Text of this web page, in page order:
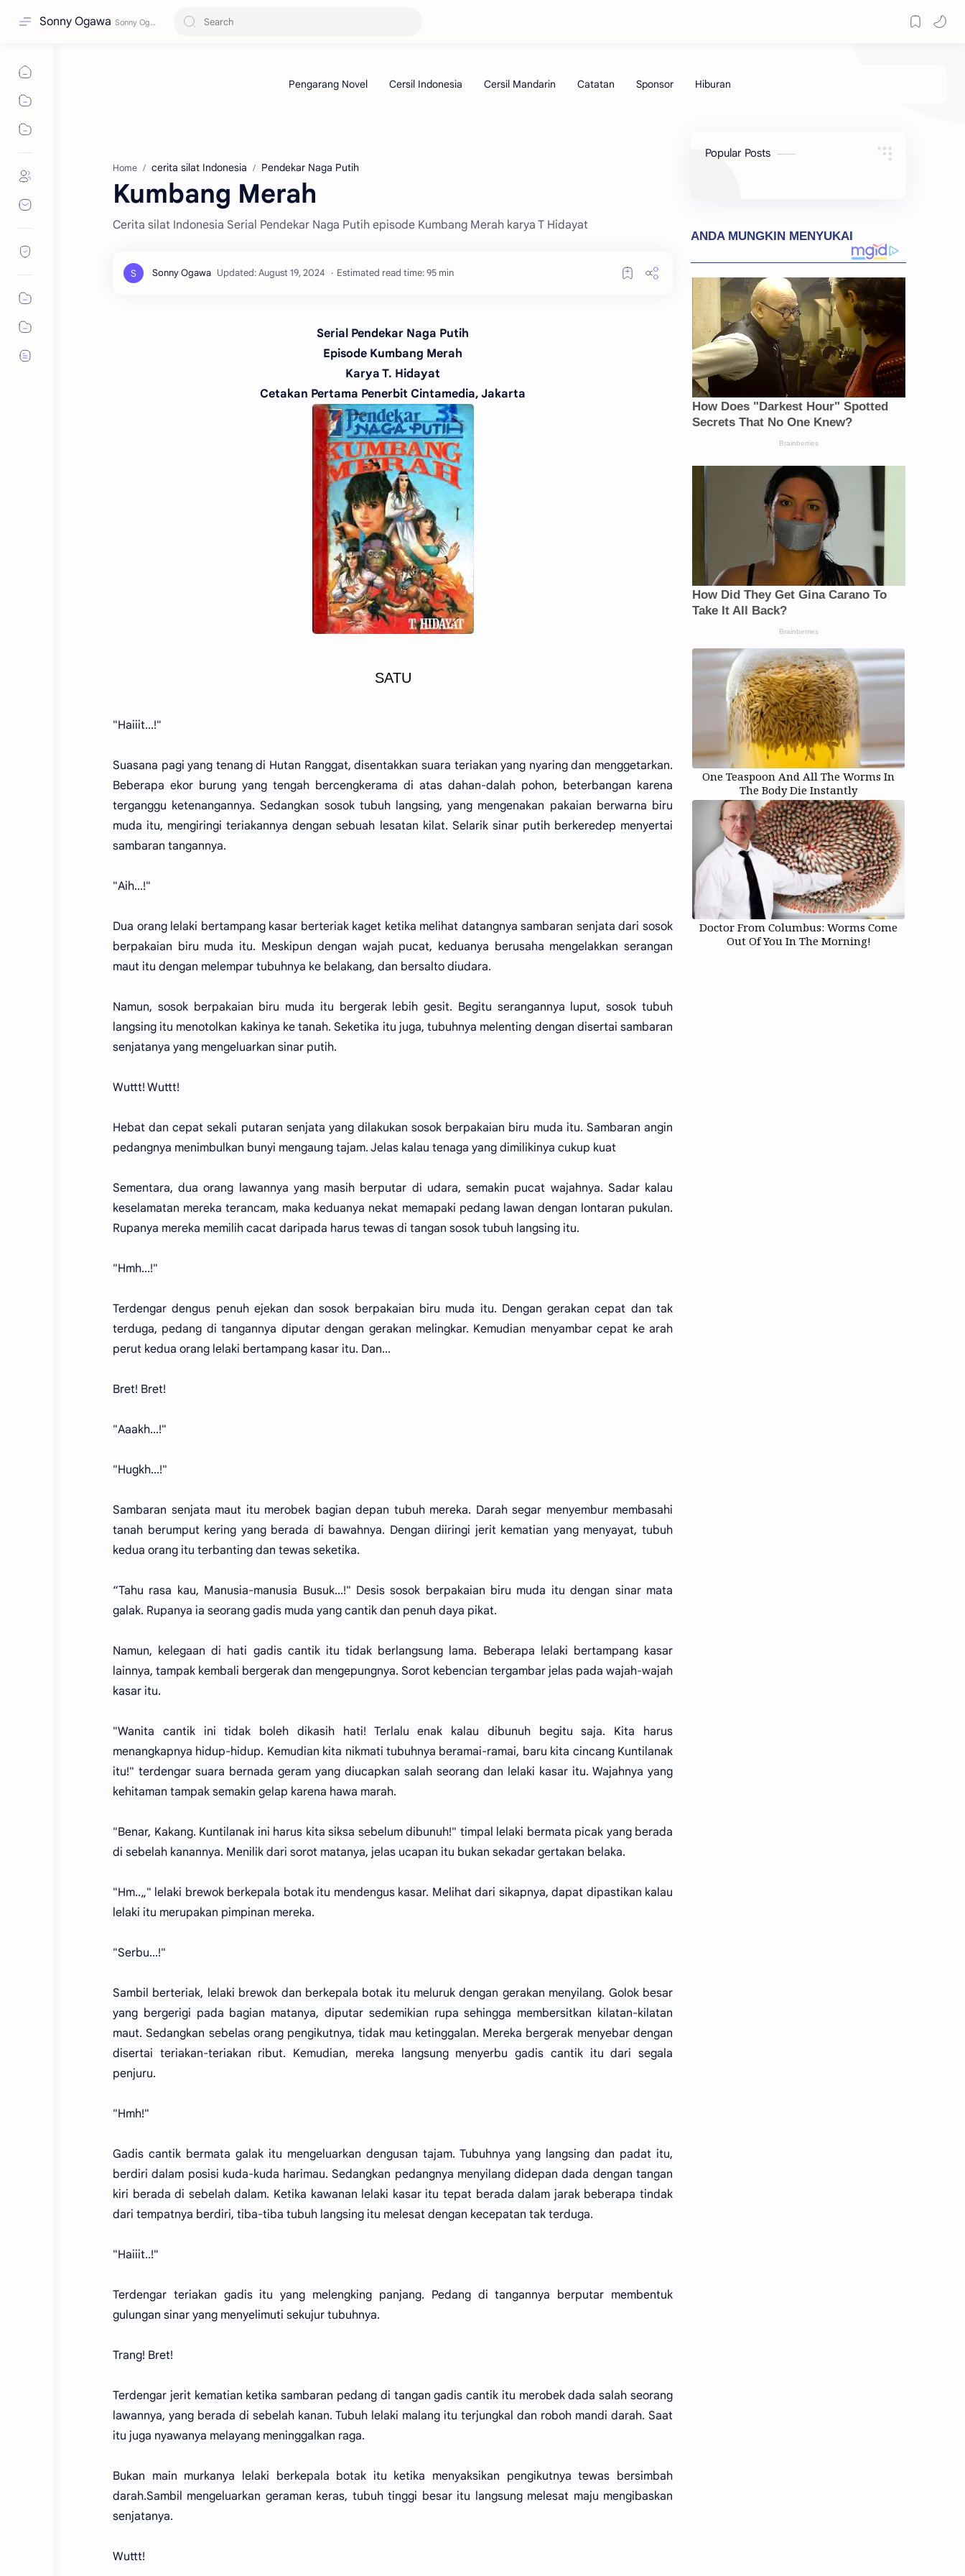
Sonny Ogawa
Home cerita silat Indonesia Pendekar Naga Putih
Kumbang Merah
Cerita silat Indonesia Serial Pendekar Naga Putih episode Kumbang Merah karya T Hidayat
Estimated read time: 95 min
Serial Pendekar Naga Putih
Episode Kumbang Merah
Karya T. Hidayat
Cetakan Pertama Penerbit Cintamedia, Jakarta
SATU
"Haiiit...!"
Suasana pagi yang tenang di Hutan Ranggat, disentakkan suara teriakan yang nyaring dan menggetarkan.
Beberapa ekor burung yang tengah bercengkerama di atas dahan-dalah pohon, beterbangan karena
terganggu ketenangannya. Sedangkan sosok tubuh langsing, yang mengenakan pakaian berwarna biru
muda itu, mengiringi teriakannya dengan sebuah lesatan kilat. Selarik sinar putih berkeredep menyertai
sambaran tangannya.
"Aih...!"
Dua orang lelaki bertampang kasar berteriak kaget ketika melihat datangnya sambaran senjata dari sosok
berpakaian biru muda itu. Meskipun dengan wajah pucat, keduanya berusaha mengelakkan serangan
maut itu dengan melempar tubuhnya ke belakang, dan bersalto diudara.
Namun, sosok berpakaian biru muda itu bergerak lebih gesit. Begitu serangannya luput, sosok tubuh
langsing itu menotolkan kakinya ke tanah. Seketika itu juga, tubuhnya melenting dengan disertai sambaran
senjatanya yang mengeluarkan sinar putih.
Wuttt! Wuttt!
Hebat dan cepat sekali putaran senjata yang dilakukan sosok berpakaian biru muda itu. Sambaran angin
pedangnya menimbulkan bunyi mengaung tajam. Jelas kalau tenaga yang dimilikinya cukup kuat
Sementara, dua orang lawannya yang masih berputar di udara, semakin pucat wajahnya. Sadar kalau
keselamatan mereka terancam, maka keduanya nekat memapaki pedang lawan dengan lontaran pukulan.
Rupanya mereka memilih cacat daripada harus tewas di tangan sosok tubuh langsing itu.
"Hmh...!"
Terdengar dengus penuh ejekan dan sosok berpakaian biru muda itu. Dengan gerakan cepat dan tak
terduga, pedang di tangannya diputar dengan gerakan melingkar. Kemudian menyambar cepat ke arah
perut kedua orang lelaki bertampang kasar itu. Dan...
Bret! Bret!
"Aaakh...!"
"Hugkh...!"
Sambaran senjata maut itu merobek bagian depan tubuh mereka. Darah segar menyembur membasahi
tanah berumput kering yang berada di bawahnya. Dengan diiringi jerit kematian yang menyayat, tubuh
kedua orang itu terbanting dan tewas seketika.
“Tahu rasa kau, Manusia-manusia Busuk...!" Desis sosok berpakaian biru muda itu dengan sinar mata
galak. Rupanya ia seorang gadis muda yang cantik dan penuh daya pikat.
Namun, kelegaan di hati gadis cantik itu tidak berlangsung lama. Beberapa lelaki bertampang kasar
lainnya, tampak kembali bergerak dan mengepungnya. Sorot kebencian tergambar jelas pada wajah-wajah
kasar itu.
"Wanita cantik ini tidak boleh dikasih hati! Terlalu enak kalau dibunuh begitu saja. Kita harus
menangkapnya hidup-hidup. Kemudian kita nikmati tubuhnya beramai-ramai, baru kita cincang Kuntilanak
itu!" terdengar suara bernada geram yang diucapkan salah seorang dan lelaki kasar itu. Wajahnya yang
kehitaman tampak semakin gelap karena hawa marah.
"Benar, Kakang. Kuntilanak ini harus kita siksa sebelum dibunuh!" timpal lelaki bermata picak yang berada
di sebelah kanannya. Menilik dari sorot matanya, jelas ucapan itu bukan sekadar gertakan belaka.
"Hm..„" lelaki brewok berkepala botak itu mendengus kasar. Melihat dari sikapnya, dapat dipastikan kalau
lelaki itu merupakan pimpinan mereka.
"Serbu...!"
Sambil berteriak, lelaki brewok dan berkepala botak itu meluruk dengan gerakan menyilang. Golok besar
yang bergerigi pada bagian matanya, diputar sedemikian rupa sehingga membersitkan kilatan-kilatan
maut. Sedangkan sebelas orang pengikutnya, tidak mau ketinggalan. Mereka bergerak menyebar dengan
disertai teriakan-teriakan ribut. Kemudian, mereka langsung menyerbu gadis cantik itu dari segala
penjuru.
"Hmh!"
Gadis cantik bermata galak itu mengeluarkan dengusan tajam. Tubuhnya yang langsing dan padat itu,
berdiri dalam posisi kuda-kuda harimau. Sedangkan pedangnya menyilang didepan dada dengan tangan
kiri berada di sebelah dalam. Ketika kawanan lelaki kasar itu tepat berada dalam jarak beberapa tindak
dari tempatnya berdiri, tiba-tiba tubuh langsing itu melesat dengan kecepatan tak terduga.
"Haiiit..!"
Terdengar teriakan gadis itu yang melengking panjang. Pedang di tangannya berputar membentuk
gulungan sinar yang menyelimuti sekujur tubuhnya.
Trang! Bret!
Terdengar jerit kematian ketika sambaran pedang di tangan gadis cantik itu merobek dada salah seorang
lawannya, yang berada di sebelah kanan. Tubuh lelaki malang itu terjungkal dan roboh mandi darah. Saat
itu juga nyawanya melayang meninggalkan raga.
Bukan main murkanya lelaki berkepala botak itu ketika menyaksikan pengikutnya tewas bersimbah
darah.Sambil mengeluarkan geraman keras, tubuh tinggi besar itu langsung melesat maju mengibaskan
senjatanya.
Wuttt!
Popular Posts
One Teaspoon And All The Worms In
The Body Die Instantly
Doctor From Columbus: Worms Come
Out Of You In The Morning!